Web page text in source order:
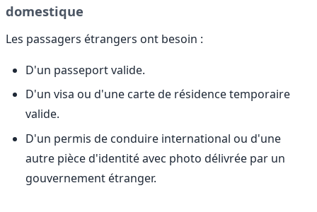
domestique
Les passagers étrangers ont besoin :
D'un passeport valide.
D'un visa ou d'une carte de résidence temporaire
valide.
D'un permis de conduire international ou d'une
autre pièce d'identité avec photo délivrée par un
gouvernement étranger.